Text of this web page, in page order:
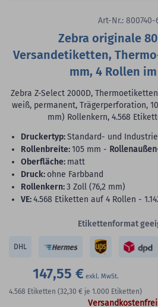
Art-Nr.: 800740-
Zebra originale
Versandetiketten,
mm, 4 Rollen
Zebra Z-Select 2000D,
weiß, permanent, Trägerperforation,
mm) Rollenkern, 4.568
Druckertyp:Standard- und
Rollenbreite:105 mm -
Oberfläche: matt
Druck: ohne Farbband
Rollenkern:3 Zoll (76,2 mm)
VE:4.568 Etiketten auf 4 Rollen -
Etikettenformat
DHL
147,55 €
4.568 Etiketten (32,30 € je 1.000 Etiketten)
Versandkostenfrei